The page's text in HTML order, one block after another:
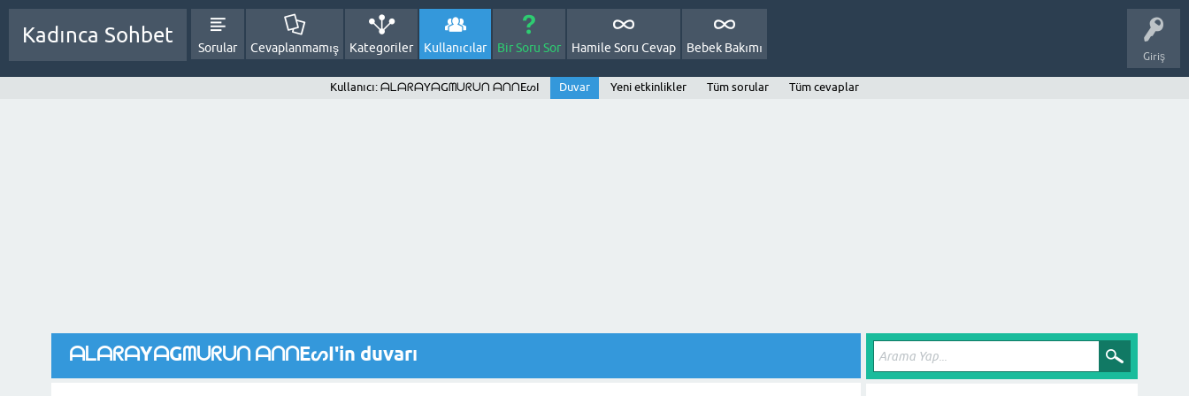
Giriş
Kadınca Sohbet
Sorular Cevaplanmamış Kategoriler Kullanıcılar Bir Soru Sor Hamile Soru Cevap Bebek Bakımı
Kullanıcı: ᗩᒪᗩᖇᗩYᗩGᗰᑌᖇᑌᑎ ᗩᑎᑎEᔕI Duvar Yeni etkinlikler Tüm sorular Tüm cevaplar
ᗩᒪᗩᖇᗩYᗩGᗰᑌᖇᑌᑎ ᗩᑎᑎEᔕI'in duvarı